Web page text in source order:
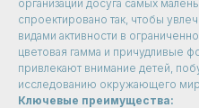
организации досуга самых
спроектировано так, чтобы
видами активности в
цветовая гамма и причудливые
привлекают внимание детей,
исследованию окружающего
Ключевые преимущества: